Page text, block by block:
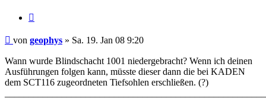
Beitrag
von geophys » Sa. 19. Jan 08 9:20
Wann wurde Blindschacht 1001 niedergebracht? Wenn ich deinen
Ausführungen folgen kann, müsste dieser dann die bei KADEN
dem SCT116 zugeordneten Tiefsohlen erschließen. (?)